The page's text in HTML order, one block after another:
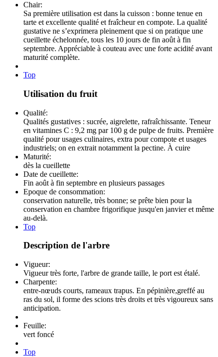
Chair:
Sa première utilisation est dans la cuisson : bonne tenue en
tarte et excellente qualité et fraîcheur en compote. La qualité
gustative ne s’exprimera pleinement que si on pratique une
cueillette échelonnée, tous les 10 jours de fin août à fin
septembre. Appréciable à couteau avec une forte acidité avant
maturité complète.
Top
Utilisation du fruit
Qualité:
Qualités gustatives : sucrée, aigrelette, rafraîchissante. Teneur
en vitamines C : 9,2 mg par 100 g de pulpe de fruits. Première
qualité pour usages culinaires, extra pour compote et usages
industriels; on en extrait notamment la pectine. À cuire
Maturité:
dès la cueillette
Date de cueillette:
Fin août à fin septembre en plusieurs passages
Epoque de consommation:
conservation naturelle, très bonne; se prête bien pour la
conservation en chambre frigorifique jusqu'en janvier et même
au-delà.
Top
Description de l'arbre
Vigueur:
Vigueur très forte, l'arbre de grande taille, le port est étalé.
Charpente:
entre-nœuds courts, rameaux trapus. En pépinière,greffé au
ras du sol, il forme des scions très droits et très vigoureux sans
anticipation.
Feuille:
vert foncé
Top